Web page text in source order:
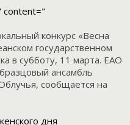
content="
конкурс «Весна
государственном
в субботу, 11 марта. ЕАО
ансамбль
сообщается на